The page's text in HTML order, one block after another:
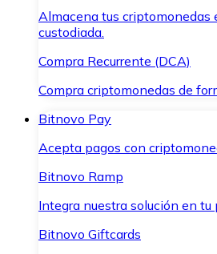
Almacena tus criptomonedas
custodiada.
Compra Recurrente (DCA)
Compra criptomonedas de
Bitnovo Pay
Acepta pagos con
Bitnovo Ramp
Integra nuestra solución en tu
Bitnovo Giftcards